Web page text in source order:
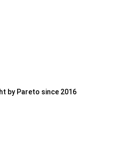
by Pareto since 2016